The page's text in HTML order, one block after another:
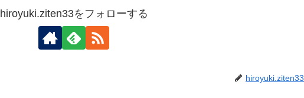
hiroyuki.ziten33をフォローする
hiroyuki.ziten33